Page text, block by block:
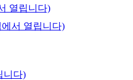
열립니다)
서 열립니다)
니다)